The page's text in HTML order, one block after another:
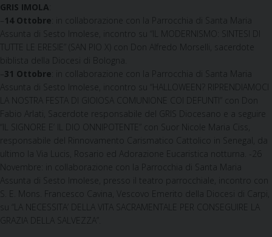
GRIS IMOLA
14 Ottobre : in collaborazione con la Parrocchia di Santa Maria
Assunta di Sesto Imolese, incontro su “IL MODERNISMO: SINTESI DI
TUTTE LE ERESIE” (SAN PIO X) con Don Alfredo Morselli, sacerdote
biblista della Diocesi di Bologna.
31 Ottobre : in collaborazione con la Parrocchia di Santa Maria
Assunta di Sesto Imolese, incontro su “HALLOWEEN? RIPRENDIAMOCI
LA NOSTRA FESTA DI GIOIOSA COMUNIONE COI DEFUNTI” con Don
Fabio Arlati, Sacerdote responsabile del GRIS Diocesano e a seguire
“IL SIGNORE E’ IL DIO ONNIPOTENTE” con Suor Nicole Maria Ciss,
responsabile del Rinnovamento Carismatico Cattolico in Senegal, da
ultimo la Via Lucis, Rosario ed Adorazione Eucaristica notturna. -26
Novembre: in collaborazione con la Parrocchia di Santa Maria
Assunta di Sesto Imolese, presso il teatro parrocchiale, incontro con
S. E. Mons. Francesco Cavina, Vescovo Emerito della Diocesi di Carpi,
su “LA NECESSITA’ DELLA VITA SACRAMENTALE PER CONSEGUIRE LA
GRAZIA DELLA SALVEZZA”.